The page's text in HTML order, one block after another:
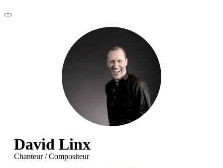
David Linx
Chanteur / Compositeur